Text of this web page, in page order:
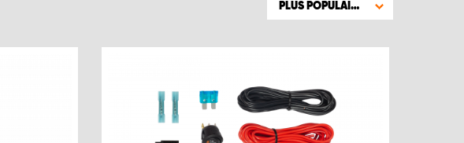
PLUS POPULAIRE